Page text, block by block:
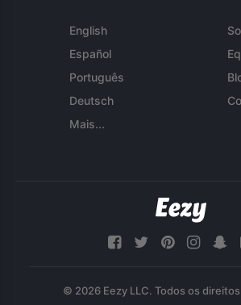
English
Español
Português
Deutsch
Mais...
© 2026 Eezy LLC. Todos os